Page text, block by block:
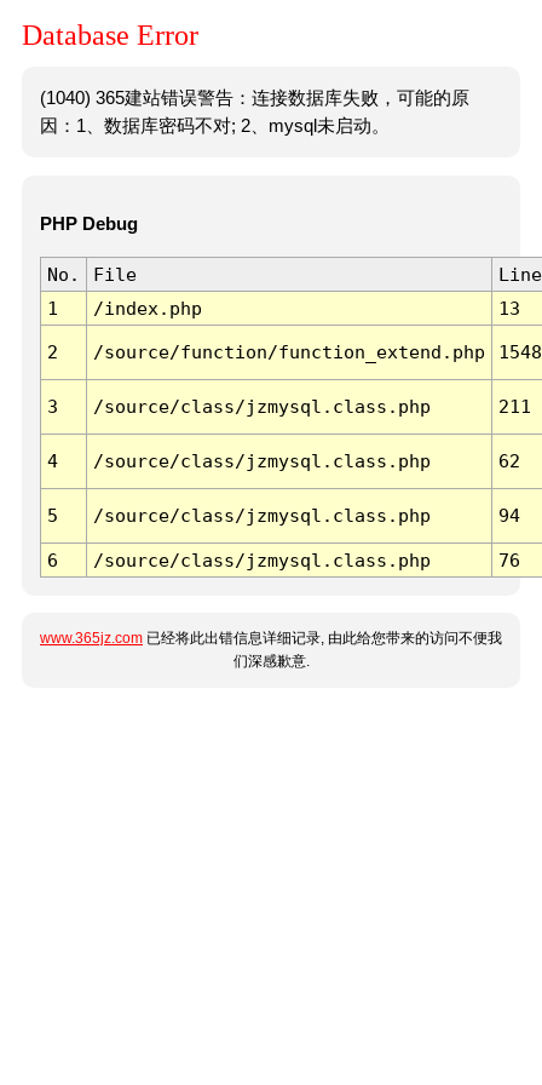
Database Error
(1040) 365建站错误警告：连接数据库失败，可能的原
因：1、数据库密码不对; 2、mysql未启动。
PHP Debug
No. File
Line
1
/index.php 13
2 /source/function/function_extend.php 1548
3 /source/class/jzmysql.class.php 211
4 /source/class/jzmysql.class.php 62
5 /source/class/jzmysql.class.php 94
6 /source/class/jzmysql.class.php 76
www.365jz.com 已经将此出错信息详细记录, 由此给您带来的访问不便我
们深感歉意.